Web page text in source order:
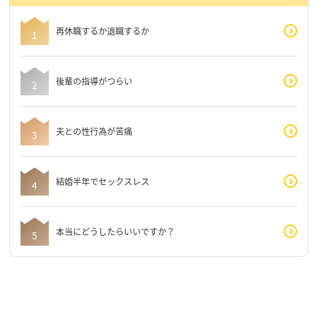
再休職するか退職するか
後輩の指導がつらい
夫との性行為が苦痛
結婚半年でセックスレス
本当にどうしたらいいですか？